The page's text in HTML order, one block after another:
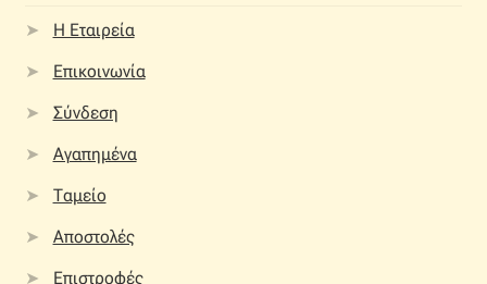
Η Εταιρεία
Επικοινωνία
Σύνδεση
Αγαπημένα
Ταμείο
Αποστολές
Επιστροφές